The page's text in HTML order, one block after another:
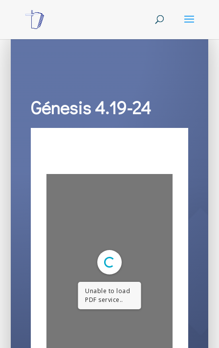
Génesis 4.19-24
Unable to load
PDF service..